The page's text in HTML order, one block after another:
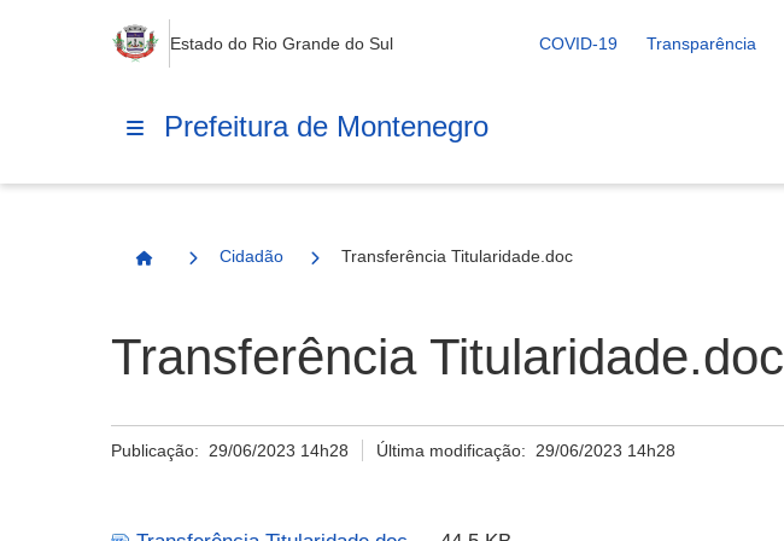
Estado do Rio Grande do Sul COVID-19 Transparência
Prefeitura de Montenegro
Página Inicial
Cidadão Transferência Titularidade.doc
Transferência Titularidade.doc
Publicação: 29/06/2023 14h28 Última modificação: 29/06/2023 14h28